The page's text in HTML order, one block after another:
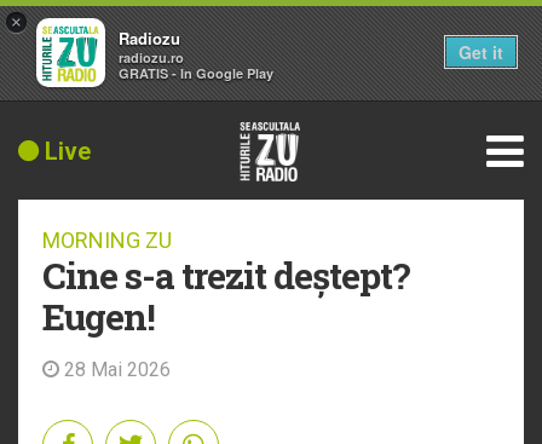
Live
MORNING ZU
Cine s-a trezit deștept?
Eugen!
28 Mai 2026
×
Radiozu
radiozu.ro
GRATIS - In Google Play
Get it